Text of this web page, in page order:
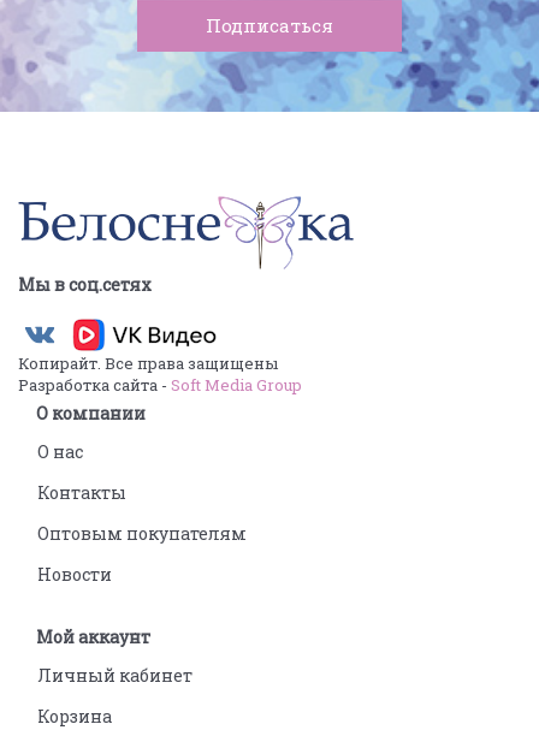
Мы в соц.сетях
Копирайт. Все права защищены
Разработка сайта - Soft Media Group
О компании
О нас
Контакты
Оптовым покупателям
Новости
Мой аккаунт
Личный кабинет
Корзина